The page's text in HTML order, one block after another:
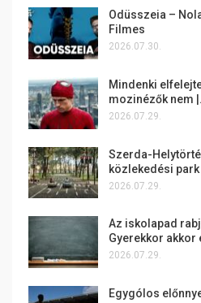
Odüsszeia –
Filmes
2026.07.30.
Mindenki
mozinézők nem
2026.07.29.
Szerda-
közlekedési park
2026.07.29.
Az iskolapad
Gyerekkor akkor
2026.07.29.
Egygólos